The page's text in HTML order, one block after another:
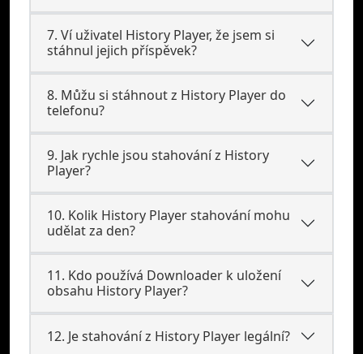
7. Ví uživatel History Player, že jsem si
stáhnul jejich příspěvek?
8. Můžu si stáhnout z History Player do
telefonu?
9. Jak rychle jsou stahování z History
Player?
10. Kolik History Player stahování mohu
udělat za den?
11. Kdo používá Downloader k uložení
obsahu History Player?
12. Je stahování z History Player legální?